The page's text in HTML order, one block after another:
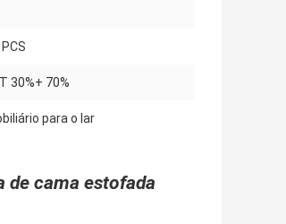
30%+ 70%
para o lar
de cama estofada